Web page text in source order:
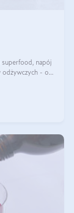
superfood, napój
odżywczych - o